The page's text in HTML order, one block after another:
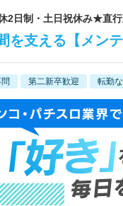
2日制・土日祝休み★直
支える【メンテ
第二新卒歓迎 転勤